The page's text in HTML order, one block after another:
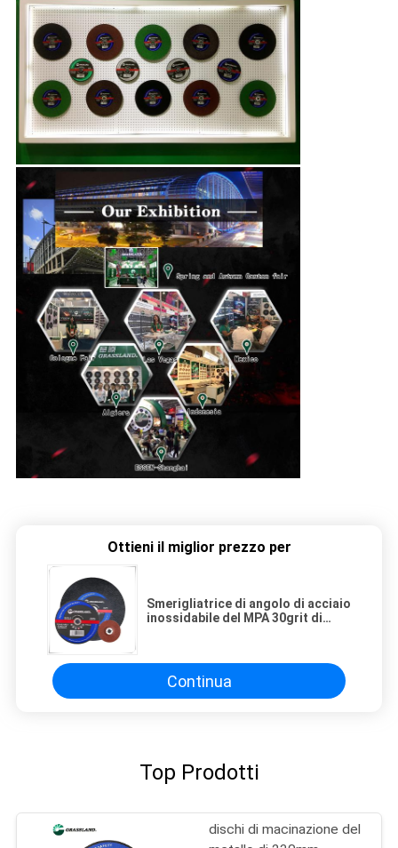
Ottieni il miglior prezzo per
Smerigliatrice di angolo di acciaio
inossidabile del MPA 30grit di
Continua
Top Prodotti
dischi di macinazione del